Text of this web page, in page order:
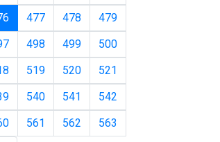
(current)
477 478
479
498 499
500
519 520
521
540 541
542
561 562
563